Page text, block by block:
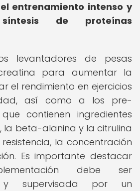
entrenamiento intenso y
de proteínas
levantadores de pesas
para aumentar la
el rendimiento en ejercicios
así como a los pre-
contienen ingredientes
la beta-alanina y la citrulina
la concentración
Es importante destacar
debe ser
y supervisada por un